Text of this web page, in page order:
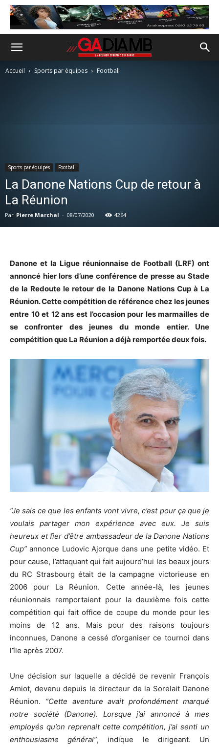
Accueil Sports par équipes Football
Sports par équipes Football
La Danone Nations Cup de retour à
La Réunion
Par Pierre Marchal - 08/07/2020 4264
Danone et la Ligue réunionnaise de Football (LRF) ont
annoncé hier lors d’une conférence de presse au Stade
de la Redoute le retour de la Danone Nations Cup à La
Réunion. Cette compétition de référence chez les jeunes
entre 10 et 12 ans est l’occasion pour les marmailles de
se confronter des jeunes du monde entier. Une
compétition que La Réunion a déjà remportée deux fois.
“Je sais ce que les enfants vont vivre, c’est pour ça que je
voulais partager mon expérience avec eux. Je suis
heureux et fier d’être ambassadeur de la Danone Nations
Cup” annonce Ludovic Ajorque dans une petite vidéo. Et
pour cause, l’attaquant qui fait aujourd’hui les beaux jours
du RC Strasbourg était de la campagne victorieuse en
2006 pour La Réunion. Cette année-là, les jeunes
réunionnais remportaient pour la deuxième fois cette
compétition qui fait office de coupe du monde pour les
moins de 12 ans. Mais pour des raisons toujours
inconnues, Danone a cessé d’organiser ce tournoi dans
l’île après 2007.
Une décision sur laquelle a décidé de revenir François
Amiot, devenu depuis le directeur de la Sorelait Danone
Réunion. “Cette aventure avait profondément marqué
notre société (Danone). Lorsque j’ai annoncé à mes
employés qu’on reprenait cette compétition, j’ai senti un
enthousiasme général”, indique le dirigeant. Un